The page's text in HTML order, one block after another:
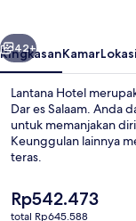
Berikutnya
42+
RingkasanKamarLokasi
Lantana Hotel
Dar es Salaam. Anda
untuk memanjakan
Keunggulan lainnya
teras.
Harga
saat
Rp542.473
total Rp645.588